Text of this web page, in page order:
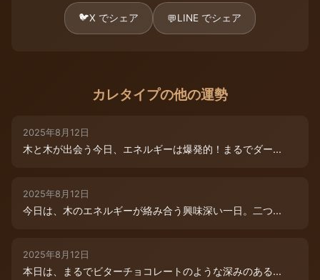
🐦X でシェア 💬LINE でシェア
カレタイプの他の運勢
2025年8月12日
木と木が出会う今日、エネルギーは爆発的！まるでダー...
2025年8月12日
今日は、木のエネルギーが絡み合う興味深い一日。二つ...
2025年8月12日
本日は、まるでビターチョコレートのような深みのある...